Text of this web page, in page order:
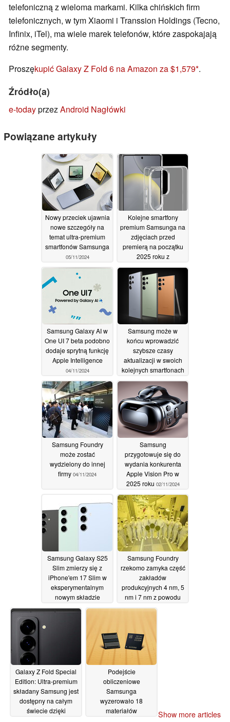
telefoniczną z wieloma markami. Kilka chińskich firm
telefonicznych, w tym Xiaomi i Transsion Holdings (Tecno,
Infinix, iTel), ma wiele marek telefonów, które zaspokajają
różne segmenty.
Proszękupić Galaxy Z Fold 6 na Amazon za $1,579 .
Źródło(a)
e-todayprzezAndroid Nagłówki
Powiązane artykuły
Nowy przeciek ujawnia
nowe szczegóły na
temat ultra-premium
smartfonów Samsunga
05/11/2024
Kolejne smartfony
premium Samsunga na
zdjęciach przed
premierą na początku
2025 roku z
pokazanymi
poprawkami projektu
05/11/2024
Samsung Galaxy AI w
One UI 7 beta podobno
dodaje sprytną funkcję
Apple Intelligence
04/11/2024
Samsung może w
końcu wprowadzić
szybsze czasy
aktualizacji w swoich
kolejnych smartfonach
premium04/11/2024
Samsung Foundry
może zostać
wydzielony do innej
firmy 04/11/2024
Samsung
przygotowuje się do
wydania konkurenta
Apple Vision Pro w
2025 roku 02/11/2024
Samsung Galaxy S25
Slim zmierzy się z
iPhone'em 17 Slim w
eksperymentalnym
nowym składzie
01/11/2024
Samsung Foundry
rzekomo zamyka część
zakładów
produkcyjnych 4 nm, 5
nm i 7 nm z powodu
słabego popytu
Galaxy Z Fold Special
Edition: Ultra-premium
składany Samsung jest
dostępny na całym
świecie dzięki
Podejście
obliczeniowe
Samsunga
wyzerowało 18
materiałów
Show more articles